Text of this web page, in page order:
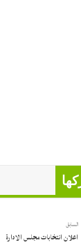
السابق
اعلان انتخابات مجلس الادارة